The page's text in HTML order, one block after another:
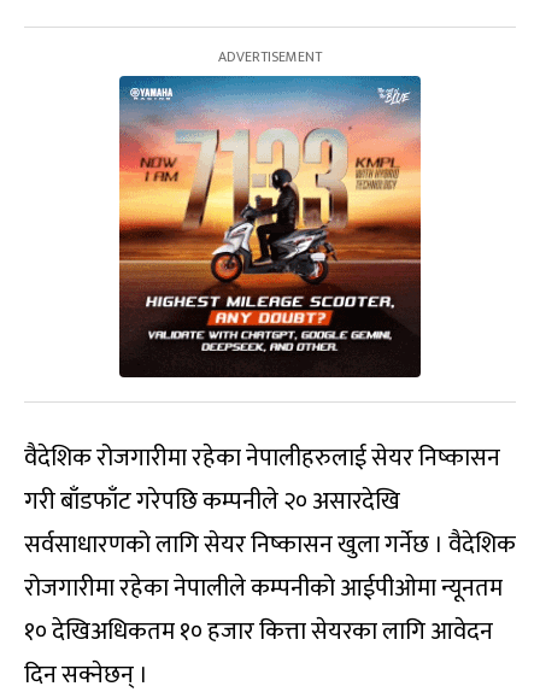
वैदेशिक रोजगारीमा रहेका नेपालीहरुलाई सेयर निष्कासन
गरी बाँडफाँट गरेपछि कम्पनीले २० असारदेखि
सर्वसाधारणको लागि सेयर निष्कासन खुला गर्नेछ । वैदेशिक
रोजगारीमा रहेका नेपालीले कम्पनीको आईपीओमा न्यूनतम
१० देखिअधिकतम १० हजार कित्ता सेयरका लागि आवेदन
दिन सक्नेछन् ।